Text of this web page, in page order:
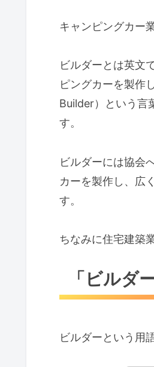
キャンピングカー
ビルダーとは英文
ピングカーを製作
Builder）という言
す。
ビルダーには協会
カーを製作し、広
す。
ちなみに住宅建築
「ビルダ
ビルダーという用